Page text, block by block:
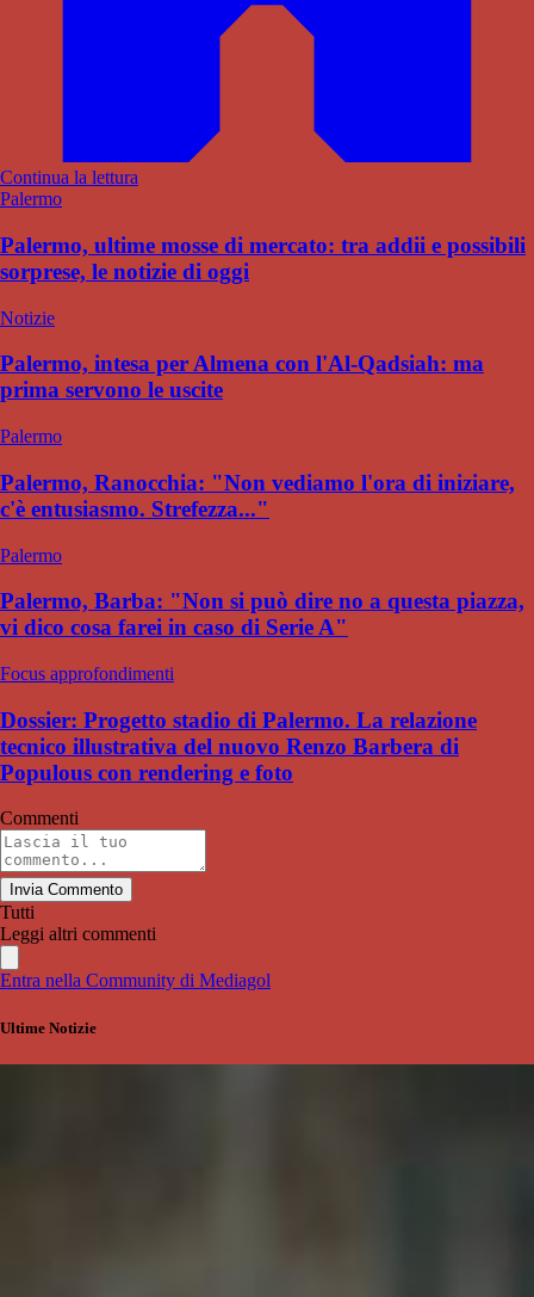
Continua la lettura
Palermo
Palermo, ultime mosse di mercato: tra addii e possibili
sorprese, le notizie di oggi
Notizie
Palermo, intesa per Almena con l'Al-Qadsiah: ma
prima servono le uscite
Palermo
Palermo, Ranocchia: "Non vediamo l'ora di iniziare,
c'è entusiasmo. Strefezza..."
Palermo
Palermo, Barba: "Non si può dire no a questa piazza,
vi dico cosa farei in caso di Serie A"
Focus approfondimenti
Dossier: Progetto stadio di Palermo. La relazione
tecnico illustrativa del nuovo Renzo Barbera di
Populous con rendering e foto
Commenti
Invia Commento
Tutti
Leggi altri commenti
Entra nella Community di Mediagol
Ultime Notizie